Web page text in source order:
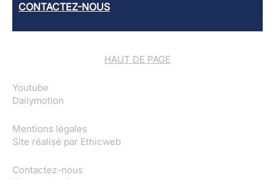
CONTACTEZ-NOUS
HAUT DE PAGE
Youtube
Dailymotion
Mentions légales
Site réalisé par Ethicweb
Contactez-nous